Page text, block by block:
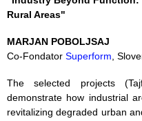
Rural Areas"
MARJAN POBOLJSAJ
Co-Fondator Superform ,
The selected projects
demonstrate how industrial
revitalizing degraded urban